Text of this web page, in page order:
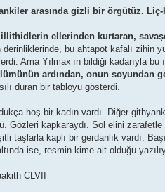
arasında gizli bir örgütüz.
illithidlerin ellerinden kurtaran,
derinliklerinde, bu ahtapot kafalı zihin
Ama Yılmax’ın bildiği kadarıyla
ardından, onun soyundan
duran bir tabloyu gösterdi.
hoş bir kadın vardı. Diğer
Gözleri kapkaraydı. Sol elini
taşlarla kaplı bir gerdanlık vardı.
ise, resmin kime ait olduğu
CLVII